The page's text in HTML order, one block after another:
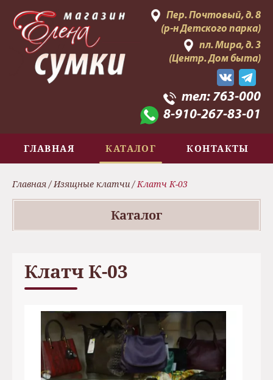
Пер. Почтовый, д. 8
(р-н Детского парка)
пл. Мира, д. 3
(Центр. Дом быта)
тел:763-000
8-910-267-83-01
ГЛАВНАЯ КАТАЛОГ КОНТАКТЫ
Главная/Изящные клатчи /Клатч К-03
Каталог
Клатч К-03